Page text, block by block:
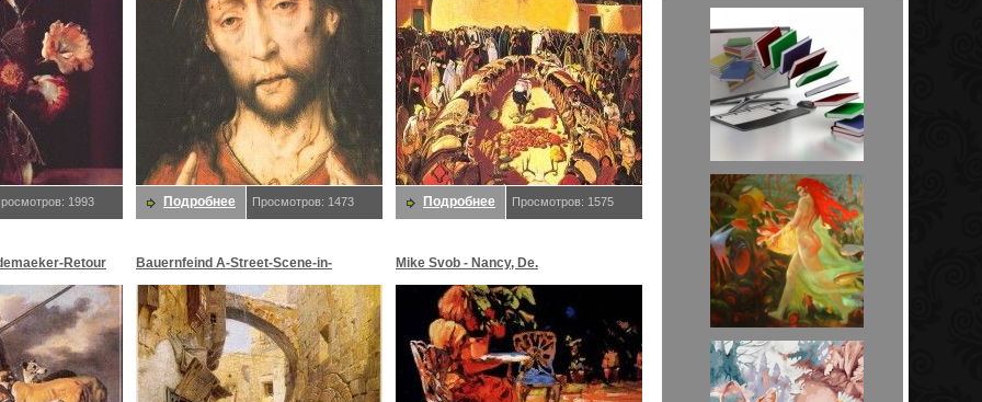
1993 Подробнее Просмотров: 1473
MoonMorningstar&EveStar.
Blumenschein,
Подробнее Просмотров: 1575
Retour Bauernfeind A-Street-Scene-in-
Jerusalem-sj. Bauernfeind,
Mike Svob - Nancy, De.